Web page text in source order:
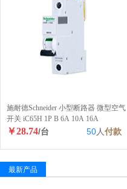
施耐德Schneider 小型断路器 微型空气
开关 iC65H 1P B 6A 10A 16A
￥28.74/台 50人付款
最新产品